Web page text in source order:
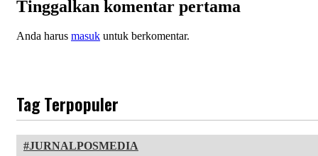
Tinggalkan komentar pertama
Anda harus masuk untuk berkomentar.
Tag Terpopuler
JURNALPOSMEDIA